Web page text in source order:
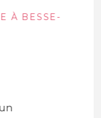
À BESSE-